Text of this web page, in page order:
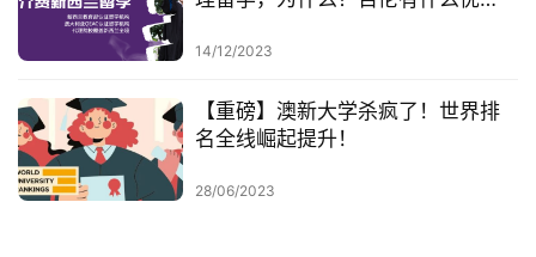
作
签
证
14/12/2023
【重磅】澳新大学杀疯了！世界排
名全线崛起提升！
28/06/2023